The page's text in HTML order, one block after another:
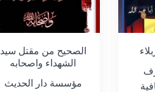
الصحيح من مقتل سيد
الشهداء واصحابه
مؤسسة دار الحديث